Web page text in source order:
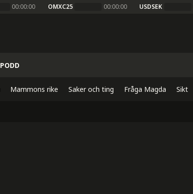
00:00:00 OMXC25 00:00:00 USDSEK
PODD
Mammons rike Saker och ting Fråga Magda Sikt